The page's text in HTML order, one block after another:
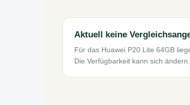
Aktuell keine
Für das Huawei P20 Lite 64GB
Die Verfügbarkeit kann sich ändern.